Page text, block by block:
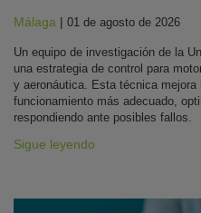
Málaga | 01 de agosto de 2026
Un equipo de investigación de la
una estrategia de control para
y aeronáutica. Esta técnica mejora
funcionamiento más adecuado,
respondiendo ante posibles fallos.
Sigue leyendo